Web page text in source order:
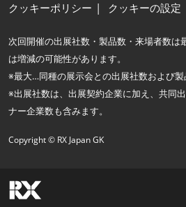
クッキーポリシー
クッキーの設定
次回開催の出展社数・製品数・来場者数は
は増減の可能性があります。
※最大…同種の展示会との出展社数および製
※出展社数は、出展契約企業に加え、共同
ナー企業数も含みます。
Copyright © RX Japan GK